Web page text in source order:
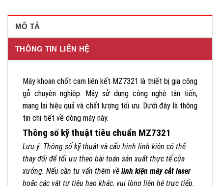
MÔ TẢ
THÔNG TIN LIÊN HỆ
Máy khoan chốt cam liên kết MZ7321 là thiết bị gia công
gỗ chuyên nghiệp. Máy sử dụng công nghệ tân tiến,
mang lại hiệu quả và chất lượng tối ưu. Dưới đây là thông
tin chi tiết về dòng máy này.
Thông số kỹ thuật tiêu chuẩn MZ7321
Lưu ý: Thông số kỹ thuật và cấu hình linh kiện có thể
thay đổi để tối ưu theo bài toán sản xuất thực tế của
xưởng. Nếu cần tư vấn thêm về linh kiện máy cắt laser
hoặc các vật tư tiêu hao khác, vui lòng liên hệ trực tiếp.